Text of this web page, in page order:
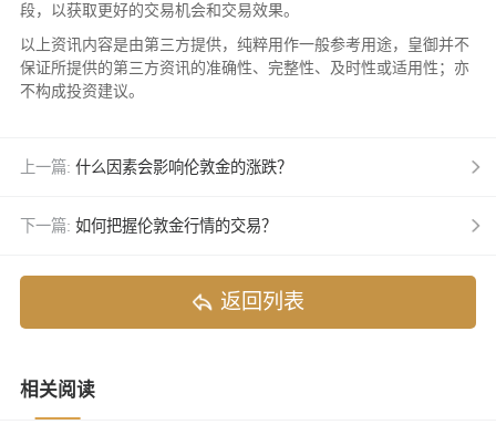
段，以获取更好的交易机会和交易效果。
以上资讯内容是由第三方提供，纯粹用作一般参考用途，皇御并不
保证所提供的第三方资讯的准确性、完整性、及时性或适用性；亦
不构成投资建议。
上一篇: 什么因素会影响伦敦金的涨跌？
下一篇: 如何把握伦敦金行情的交易？
返回列表
相关阅读